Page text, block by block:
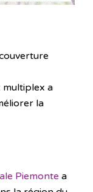
multiplex a
la
Piemonte a